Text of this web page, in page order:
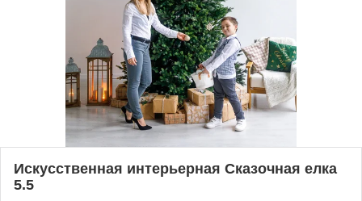
Искусственная интерьерная Сказочная елка
5.5